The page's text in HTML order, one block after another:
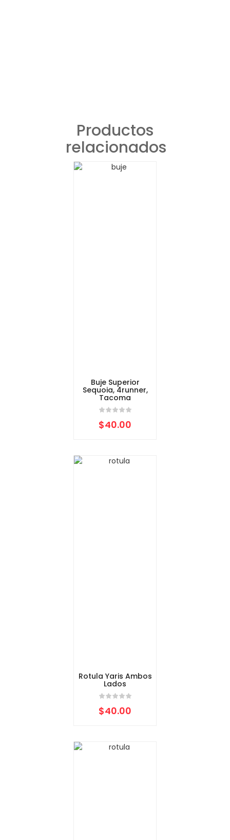
Productos
relacionados
Buje Superior
Sequoia, 4runner,
Tacoma
$40.00
Rotula Yaris Ambos
Lados
$40.00